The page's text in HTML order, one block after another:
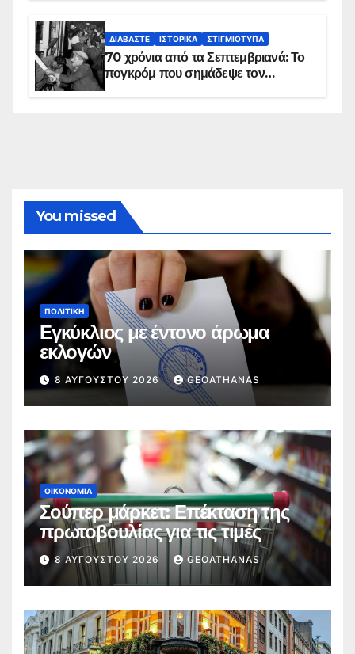
ΔΙΑΒΆΣΤΕ ΙΣΤΟΡΙΚΆ ΣΤΙΓΜΙΌΤΥΠΑ
70 χρόνια από τα Σεπτεμβριανά: Το
πογκρόμ που σημάδεψε τον
You missed
ΠΟΛΙΤΙΚΉ
Εγκύκλιος με έντονο άρωμα
εκλογών
8 ΑΥΓΟΎΣΤΟΥ 2026 GEOATHANAS
ΟΙΚΟΝΟΜΊΑ
Σούπερ μάρκετ: Επέκταση της
πρωτοβουλίας για τις τιμές
8 ΑΥΓΟΎΣΤΟΥ 2026 GEOATHANAS